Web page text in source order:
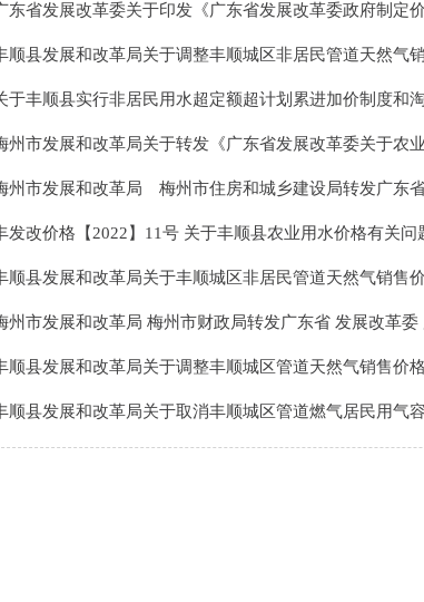
省发展改革委关于印发《广东省发展改革委政府制定价格成
顺县发展和改革局关于调整丰顺城区非居民管道天然气销售价
丰顺县实行非居民用水超定额超计划累进加价制度和淘汰类
市发展和改革局关于转发《广东省发展改革委关于农业用水
州市发展和改革局 梅州市住房和城乡建设局转发广东省发展
发改价格【2022】11号 关于丰顺县农业用水价格有关问
顺县发展和改革局关于丰顺城区非居民管道天然气销售
州市发展和改革局 梅州市财政局转发广东省 发展改革委 广
顺县发展和改革局关于调整丰顺城区管道天然气销售价
顺县发展和改革局关于取消丰顺城区管道燃气居民用气